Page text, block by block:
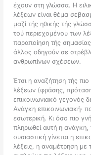
έχουν στη γλώσσα. Η
λέξεων είναι θέμα
μαζί τής ηθικής τής
τού περιεχομένου των
παραποίηση τής
άλλος οδηγούν σε
ανθρωπίνων σχέσεων.
Έτσι η αναζήτηση τής
λέξεων (φράσης,
επικοινωνιακό γεγονός
Ανάγκη επικοινωνιακή·
εσωτερική. Κι όσο πιο
πληρωθεί αυτή η ανάγκη,
ουσιαστική γίνεται η
λέξεις, η αναμέτρηση